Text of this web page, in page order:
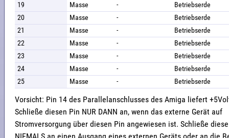
19
Masse -
Betriebserde
20
Masse -
Betriebserde
21
Masse -
Betriebserde
22
Masse -
Betriebserde
23
Masse -
Betriebserde
24
Masse -
Betriebserde
25
Masse - Betriebserde
Vorsicht: Pin 14 des Parallelanschlusses des Amiga liefert
Schließe diesen Pin NUR DANN an, wenn das externe Gerät auf
Stromversorgung über diesen Pin angewiesen ist. Schließe